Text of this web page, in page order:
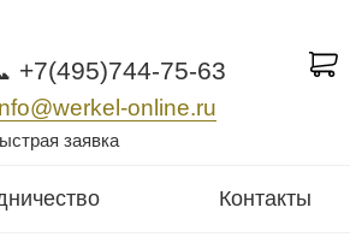
+7(495)744-75-63
online.ru
заявка
Контакты